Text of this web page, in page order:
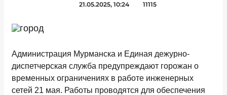
21.05.2025, 10:24 11115
Администрация Мурманска и Единая дежурно-
диспетчерская служба предупреждают горожан о
временных ограничениях в работе инженерных
сетей 21 мая. Работы проводятся для обеспечения